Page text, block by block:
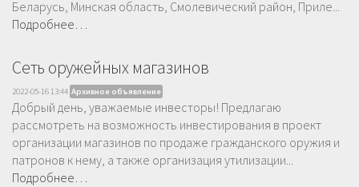
Беларусь, Минская область, Смолевический район, Приле...
Подробнее…
Сеть оружейных магазинов
2022-05-16 13:44 Архивное объявление
Добрый день, уважаемые инвесторы! Предлагаю
рассмотреть на возможность инвестирования в проект
организации магазинов по продаже гражданского оружия и
патронов к нему, а также организация утилизации...
Подробнее…